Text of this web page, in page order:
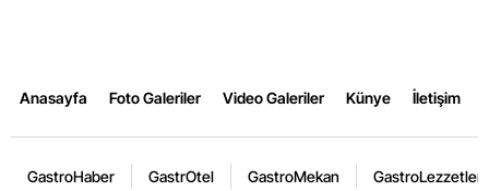
Anasayfa Foto Galeriler Video Galeriler Künye İletişim
GastroHaber GastrOtel GastroMekan GastroLezzetler